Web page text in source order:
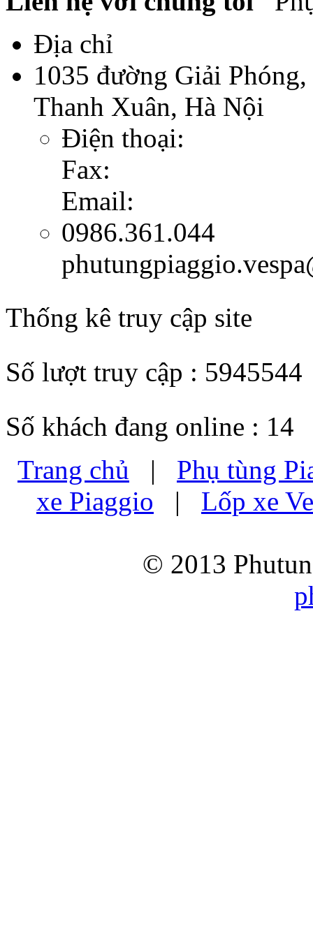
Địa chỉ
1035 đường Giải
Thanh Xuân, Hà Nội
Điện thoại:
Fax:
Email:
0986.361.044
Thống kê truy cập site
Số lượt truy cập : 5945544
Số khách đang online : 14
Trang chủ | Phụ tùng
xe Piaggio | Lốp xe
© 2013